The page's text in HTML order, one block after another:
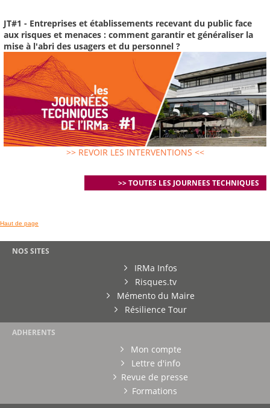
JT#1 - Entreprises et établissements recevant du public face
aux risques et menaces : comment garantir et généraliser la
mise à l'abri des usagers et du personnel ?
>> REVOIR LES INTERVENTIONS <<
>> TOUTES LES JOURNEES TECHNIQUES
Haut de page
NOS SITES
IRMa Infos
Risques.tv
Mémento du Maire
Résilience Tour
ADHERENTS
Mon compte
Lettre d'info
Revue de presse
Formations